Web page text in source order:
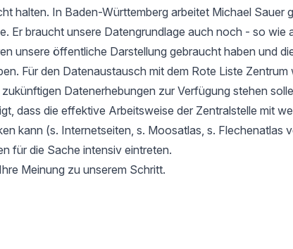
halten. In Baden-Württemberg arbeitet Michael Sauer
Er braucht unsere Datengrundlage auch noch - so wie
unsere öffentliche Darstellung gebraucht haben und
Für den Datenaustausch mit dem Rote Liste Zentrum
Datenerhebungen zur Verfügung stehen
dass die effektive Arbeitsweise der Zentralstelle mit
kann (s. Internetseiten, s. Moosatlas, s. Flechenatlas
für die Sache intensiv eintreten.
Meinung zu unserem Schritt.